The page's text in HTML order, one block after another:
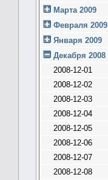
Марта 2009
Февраля 2009
Января 2009
Декабря 2008
2008-12-01
2008-12-02
2008-12-03
2008-12-04
2008-12-05
2008-12-06
2008-12-07
2008-12-08